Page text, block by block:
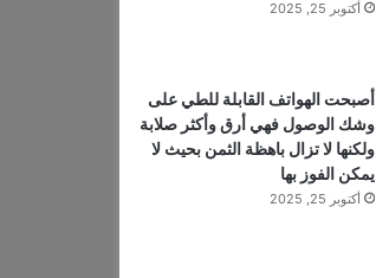
أكتوبر 25, 2025
أصبحت الهواتف القابلة للطي على
وشك الوصول فهي أرق وأكثر صلابة
ولكنها لا تزال باهظة الثمن بحيث لا
يمكن الفوز بها
أكتوبر 25, 2025